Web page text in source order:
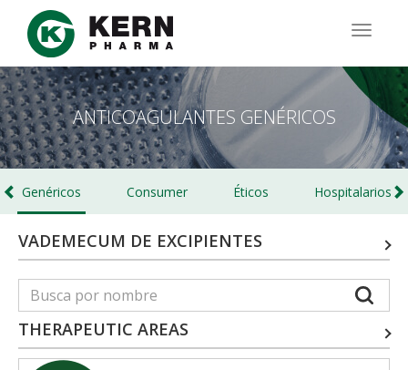
Pasar
contenido
principal
ANTICOAGULANTES GENÉRICOS
Genéricos Consumer Éticos Hospitalarios
VADEMECUM DE EXCIPIENTES
THERAPEUTIC AREAS